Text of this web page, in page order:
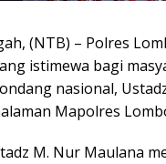
(NTB) – Polres
istimewa bagi
nasional,
Mapolres
M. Nur Maulana